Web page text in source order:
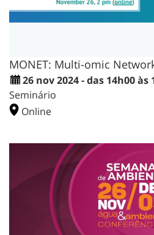
MONET: Multi-omic
26 nov 2024 - das 14h00 às
Seminário
Online